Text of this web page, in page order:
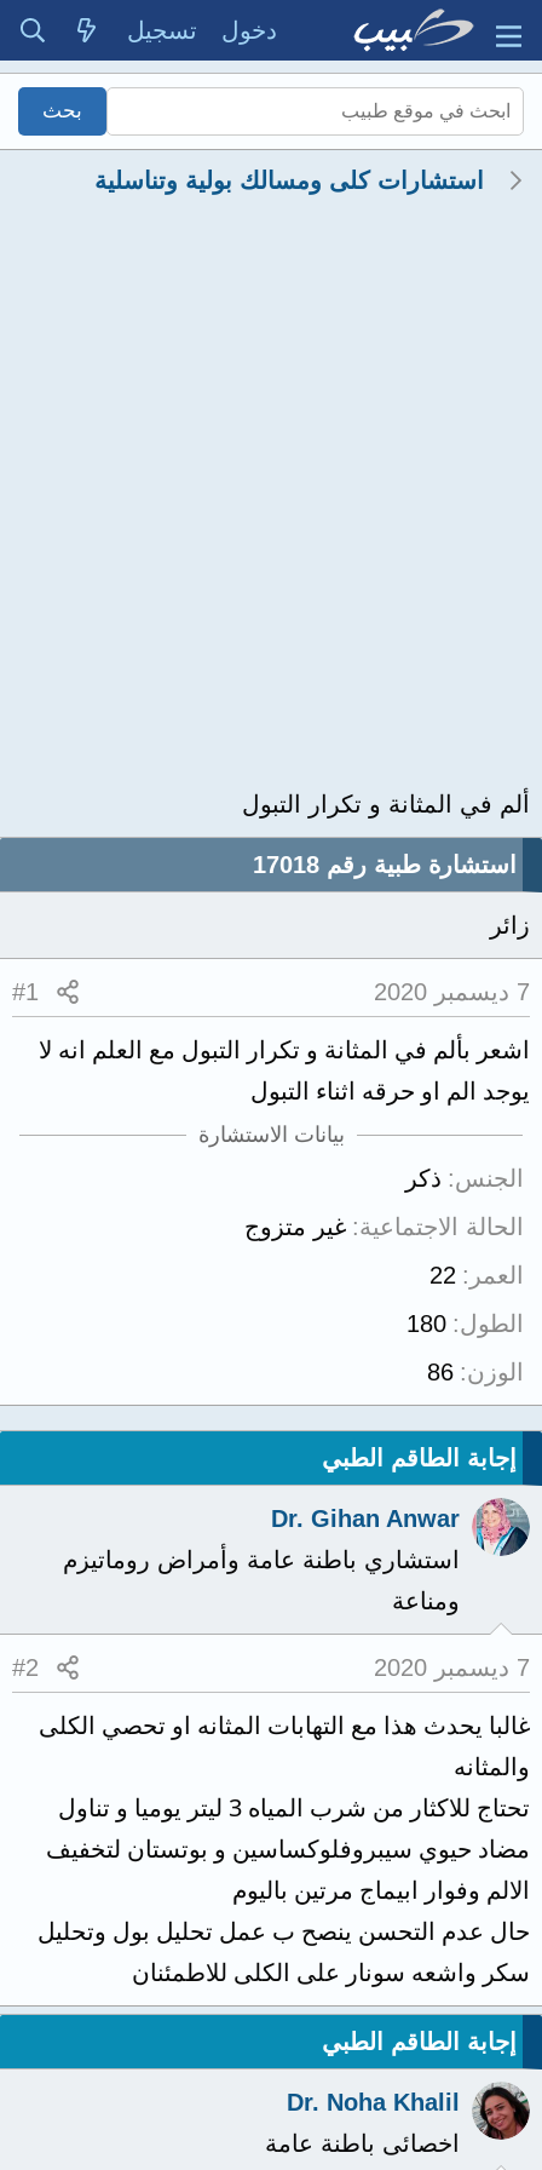
دخول تسجيل
استشارات كلى ومسالك بولية وتناسلية
ألم في المثانة و تكرار التبول
استشارة طبية رقم 17018
زائر
7 ديسمبر 2020 #1
اشعر بألم في المثانة و تكرار التبول مع العلم انه لا
يوجد الم او حرقه اثناء التبول
بيانات الاستشارة
الجنس ذكر
الحالة الاجتماعية غير متزوج
العمر
22
الطول 180
الوزن 86
إجابة الطاقم الطبي
Dr. Gihan Anwar
استشاري باطنة عامة وأمراض روماتيزم
ومناعة
7 ديسمبر 2020 #2
غالبا يحدث هذا مع التهابات المثانه او تحصي الكلى
والمثانه
تحتاج للاكثار من شرب المياه 3 ليتر يوميا و تناول
مضاد حيوي سيبروفلوكساسين و بوتستان لتخفيف
الالم وفوار ابيماج مرتين باليوم
حال عدم التحسن ينصح ب عمل تحليل بول وتحليل
سكر واشعه سونار على الكلى للاطمئنان
إجابة الطاقم الطبي
Dr. Noha Khalil
اخصائى باطنة عامة